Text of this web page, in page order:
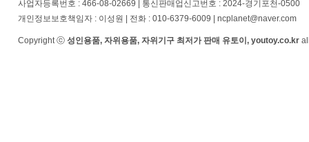
사업자등록번호 : 466-08-02669 | 통신판매업신고번호 : 2024-경기포천-0500
개인정보보호책임자 : 이성원 | 전화 : 010-6379-6009 | ncplanet@naver.com
Copyright ⓒ 성인용품, 자위용품, 자위기구 최저가 판매 유토이, youtoy.co.kr